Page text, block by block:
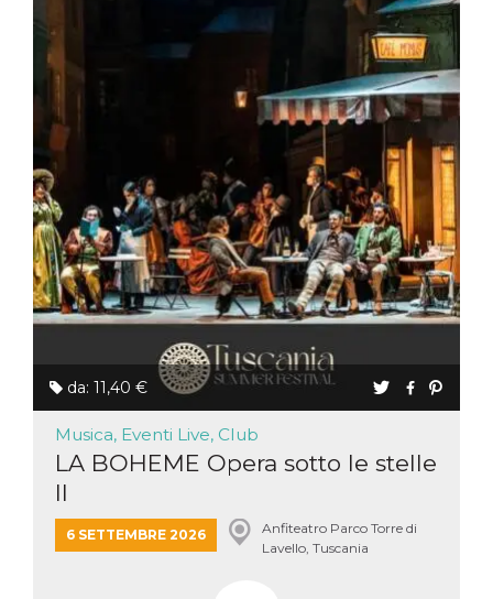
da: 11,40 €
Musica, Eventi Live, Club
LA BOHEME Opera sotto le stelle
II
6 SETTEMBRE 2026
Anfiteatro Parco Torre di
Lavello, Tuscania